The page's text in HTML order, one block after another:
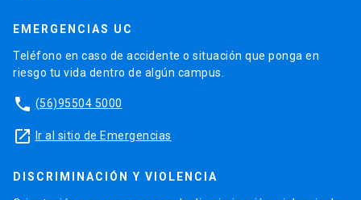
EMERGENCIAS UC
Teléfono en caso de accidente o situación que ponga en
riesgo tu vida dentro de algún campus.
phone (56)95504 5000
launch Ir al sitio de Emergencias
DISCRIMINACIÓN Y VIOLENCIA